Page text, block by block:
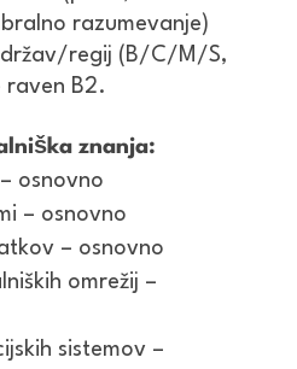
razumevanje)
držav/regij (B/C/M/S,
raven B2.
znanja:
osnovno
– osnovno
– osnovno
omrežij –
sistemov –